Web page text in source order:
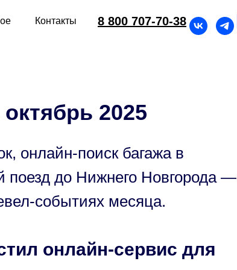
Контакты 8 800 707-70-38
2025
онлайн-поиск багажа в
поезд до Нижнего Новгорода —
событиях месяца.
онлайн-сервис для